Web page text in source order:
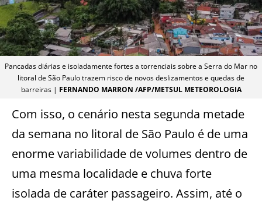
Pancadas diárias e isoladamente fortes a torrenciais sobre a Serra do Mar no
litoral de São Paulo trazem risco de novos deslizamentos e quedas de
barreiras | FERNANDO MARRON /AFP/METSUL METEOROLOGIA
Com isso, o cenário nesta segunda metade
da semana no litoral de São Paulo é de uma
enorme variabilidade de volumes dentro de
uma mesma localidade e chuva forte
isolada de caráter passageiro. Assim, até o